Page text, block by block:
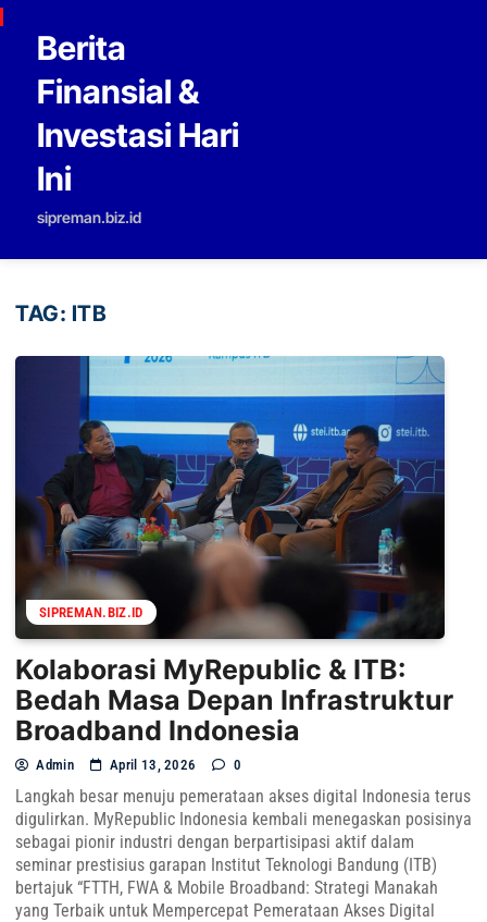
Skip to content
Berita
Finansial &
Investasi Hari
Ini
sipreman.biz.id
TAG: ITB
SIPREMAN.BIZ.ID
Kolaborasi MyRepublic & ITB:
Bedah Masa Depan Infrastruktur
Broadband Indonesia
Admin April 13, 2026 0
Langkah besar menuju pemerataan akses digital Indonesia terus
digulirkan. MyRepublic Indonesia kembali menegaskan posisinya
sebagai pionir industri dengan berpartisipasi aktif dalam
seminar prestisius garapan Institut Teknologi Bandung (ITB)
bertajuk “FTTH, FWA & Mobile Broadband: Strategi Manakah
yang Terbaik untuk Mempercepat Pemerataan Akses Digital